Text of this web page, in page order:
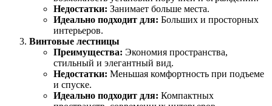
Недостатки: Занимает больше места.
Идеально подходит для: Больших и просторных
интерьеров.
Винтовые лестницы
Преимущества: Экономия пространства,
стильный и элегантный вид.
Недостатки: Меньшая комфортность при подъеме
и спуске.
Идеально подходит для: Компактных